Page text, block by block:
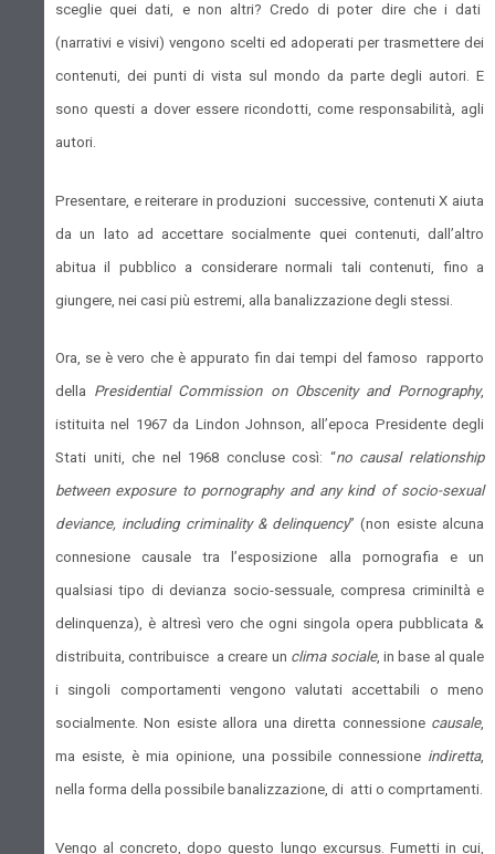
sceglie quei dati, e non altri? Credo di poter dire che i dati
(narrativi e visivi) vengono scelti ed adoperati per trasmettere dei
contenuti, dei punti di vista sul mondo da parte degli autori. E
sono questi a dover essere ricondotti, come responsabilità, agli
autori.
Presentare, e reiterare in produzioni successive, contenuti X aiuta
da un lato ad accettare socialmente quei contenuti, dall’altro
abitua il pubblico a considerare normali tali contenuti, fino a
giungere, nei casi più estremi, alla banalizzazione degli stessi.
Ora, se è vero che è appurato fin dai tempi del famoso rapporto
della Presidential Commission on Obscenity and Pornography,
istituita nel 1967 da Lindon Johnson, all’epoca Presidente degli
Stati uniti, che nel 1968 concluse così: “no causal relationship
between exposure to pornography and any kind of socio-sexual
deviance, including criminality & delinquency” (non esiste alcuna
connesione causale tra l’esposizione alla pornografia e un
qualsiasi tipo di devianza socio-sessuale, compresa criminiltà e
delinquenza), è altresì vero che ogni singola opera pubblicata &
distribuita, contribuisce a creare un clima sociale, in base al quale
i singoli comportamenti vengono valutati accettabili o meno
socialmente. Non esiste allora una diretta connessione causale,
ma esiste, è mia opinione, una possibile connessione indiretta,
nella forma della possibile banalizzazione, di atti o comprtamenti.
Vengo al concreto, dopo questo lungo excursus. Fumetti in cui,